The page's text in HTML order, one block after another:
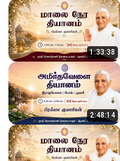
1:33:38
2:48:14